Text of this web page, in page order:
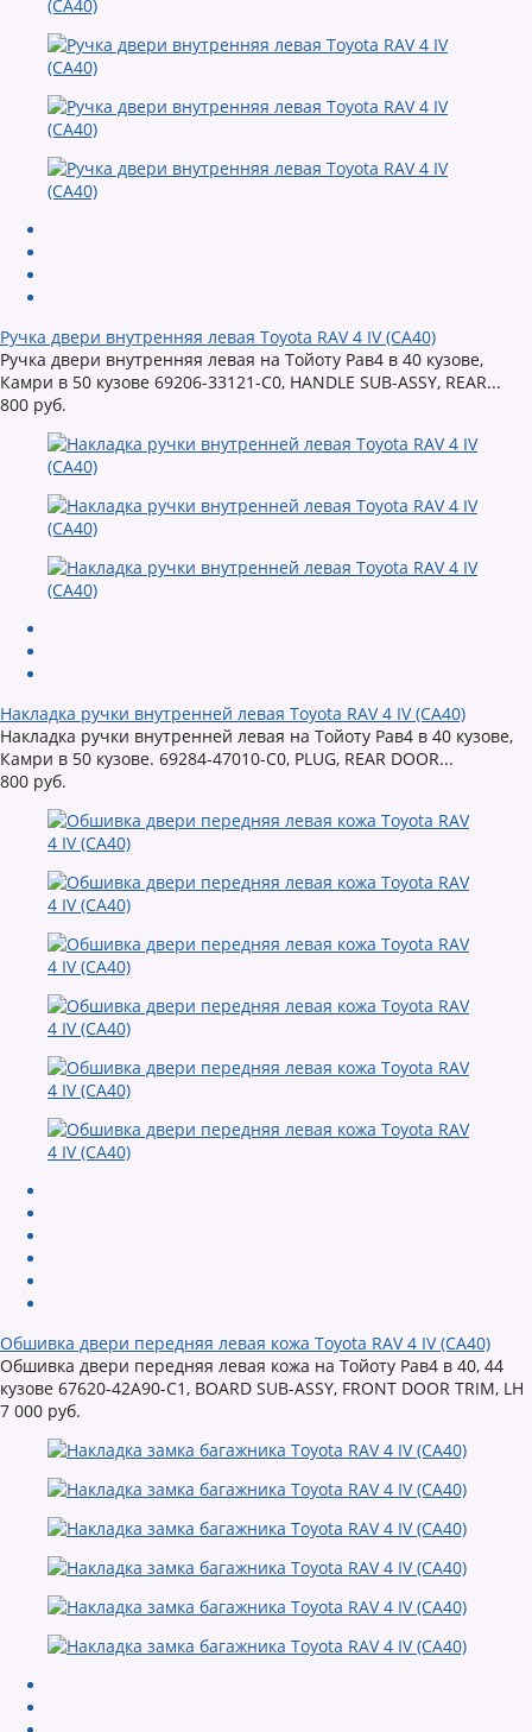
Ручка двери внутренняя левая Toyota RAV 4 IV (CA40)
Ручка двери внутренняя левая на Тойоту Рав4 в 40 кузове,
Камри в 50 кузове 69206-33121-C0, HANDLE SUB-ASSY, REAR...
800 руб.
Накладка ручки внутренней левая Toyota RAV 4 IV (CA40)
Накладка ручки внутренней левая на Тойоту Рав4 в 40 кузове,
Камри в 50 кузове. 69284-47010-C0, PLUG, REAR DOOR...
800 руб.
Обшивка двери передняя левая кожа Toyota RAV 4 IV (CA40)
Обшивка двери передняя левая кожа на Тойоту Рав4 в 40, 44
кузове 67620-42A90-C1, BOARD SUB-ASSY, FRONT DOOR TRIM, LH
7 000 руб.